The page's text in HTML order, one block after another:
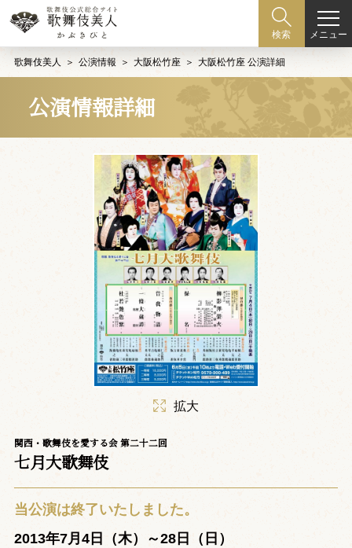
検索 メニュー
歌舞伎美人 公演情報 大阪松竹座 大阪松竹座 公演詳細
公演情報詳細
拡大
関西・歌舞伎を愛する会 第二十二回
七月大歌舞伎
当公演は終了いたしました。
2013年7月4日（木）～28日（日）